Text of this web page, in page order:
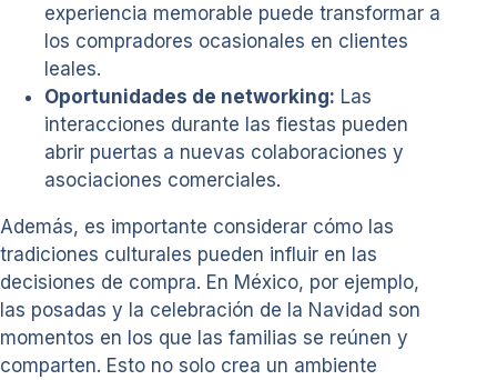
experiencia memorable puede transformar a
los compradores ocasionales en clientes
leales.
Oportunidades de networking: Las
interacciones durante las fiestas pueden
abrir puertas a nuevas colaboraciones y
asociaciones comerciales.
Además, es importante considerar cómo las
tradiciones culturales pueden influir en las
decisiones de compra. En México, por ejemplo,
las posadas y la celebración de la Navidad son
momentos en los que las familias se reúnen y
comparten. Esto no solo crea un ambiente